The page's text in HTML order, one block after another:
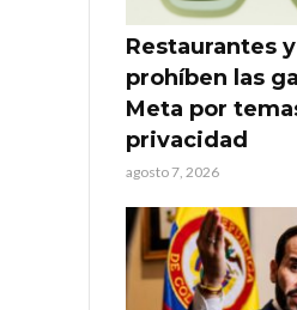
Restaurantes
prohíben las
Meta por
privacidad
agosto 7, 2026